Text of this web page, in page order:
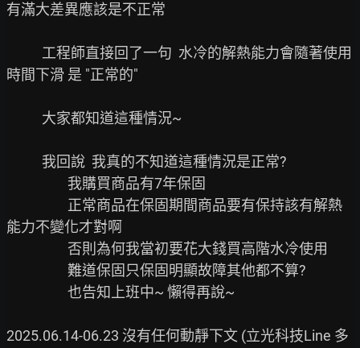
有滿大差異應該是不正常
時間下滑 是 "正常的"
能力不變化才對啊
2025.06.14-06.23 沒有任何動靜下文 (立光科技Line 多